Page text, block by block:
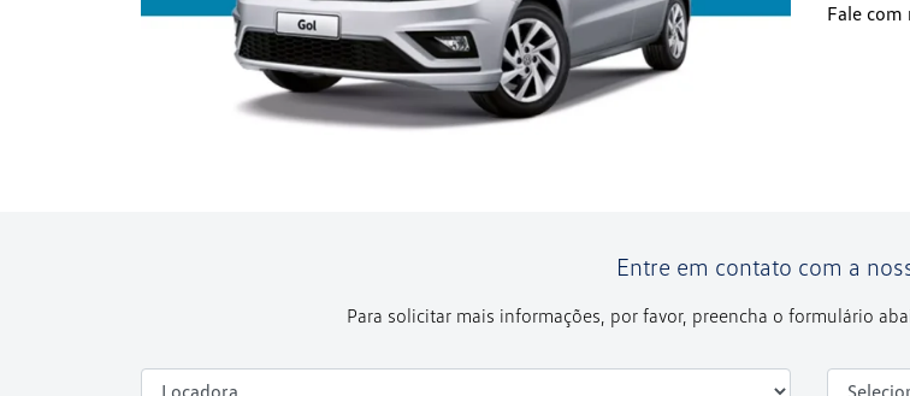
Fale com
Entre em contato com a
Para solicitar mais informações, por favor, preencha o formulário